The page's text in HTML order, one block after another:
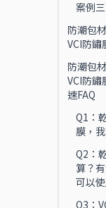
案例
防潮包
VCI防鏽
防潮包
VCI防鏽
速FAQ
Q1：
膜，
Q2：
算？
可以
Q3：